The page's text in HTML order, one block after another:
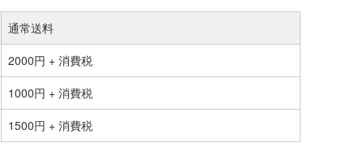
通常送料
2000円 + 消費税
1000円 + 消費税
1500円 + 消費税